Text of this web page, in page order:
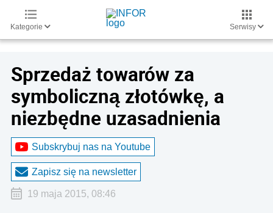
Kategorie Serwisy
Sprzedaż towarów za
symboliczną złotówkę, a
niezbędne uzasadnienia
Subskrybuj nas na Youtube
Zapisz się na newsletter
19 maja 2015, 08:46